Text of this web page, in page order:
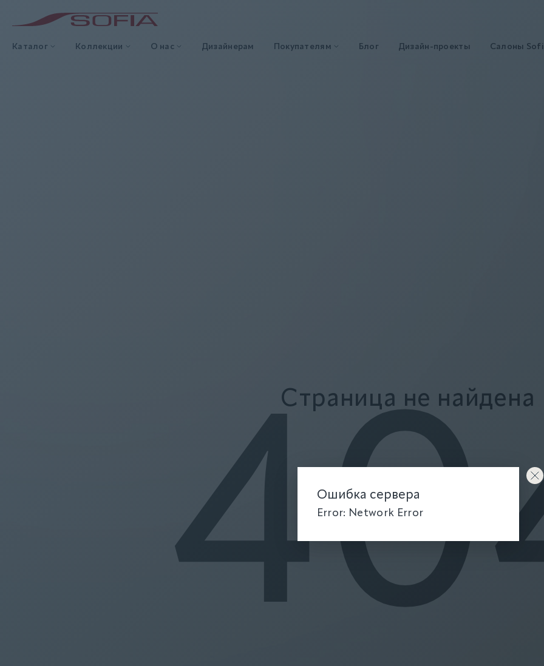
Каталог Коллекции О нас Дизайнерам Покупателям Блог Дизайн-проекты Салоны
Страница не найдена
Ошибка сервера
Error: Network Error